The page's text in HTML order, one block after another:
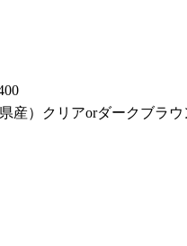
産）クリアorダークブラウ